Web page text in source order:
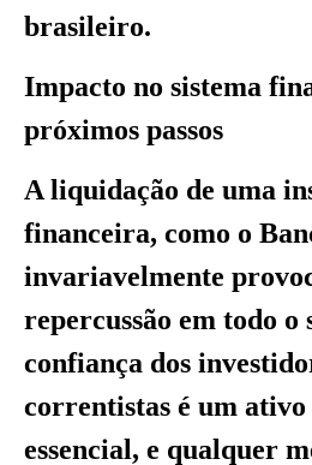
brasileiro.
Impacto no sistema
próximos passos
A liquidação de uma
financeira, como o
invariavelmente
repercussão em todo o
confiança dos
correntistas é um
essencial, e qualquer